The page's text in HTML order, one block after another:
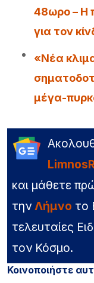
48ωρο – Η
για τον
«Νέα
μέγα-
και μάθετε
την Λήμνο το
τελευταίες
τον Κόσμο.
Κοινοποιήστε